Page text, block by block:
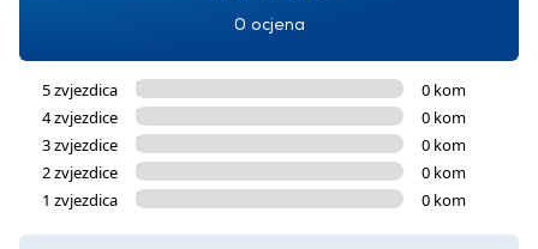
0 ocjena
5 zvjezdica
0 kom
4 zvjezdice
0 kom
3 zvjezdice
0 kom
2 zvjezdice
0 kom
1 zvjezdica
0 kom